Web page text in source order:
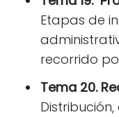
Etapas de
recorrido
Tema 20.